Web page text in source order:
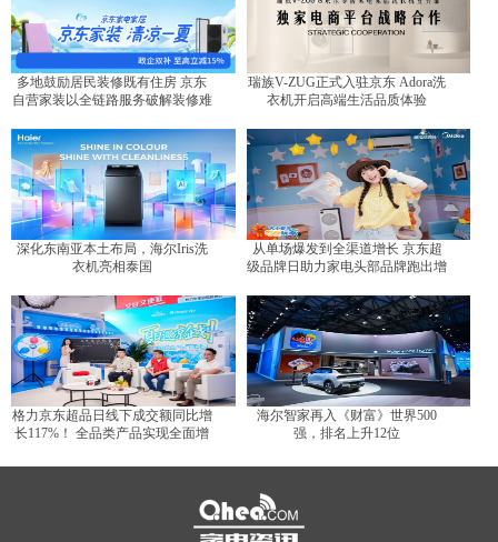
多地鼓励居民装修既有住房 京东
自营家装以全链路服务破解装修难
瑞族V-ZUG正式入驻京东 Adora洗
衣机开启高端生活品质体验
深化东南亚本土布局，海尔Iris洗
衣机亮相泰国
从单场爆发到全渠道增长 京东超
级品牌日助力家电头部品牌跑出增
格力京东超品日线下成交额同比增
长117%！ 全品类产品实现全面增
海尔智家再入《财富》世界500
强，排名上升12位